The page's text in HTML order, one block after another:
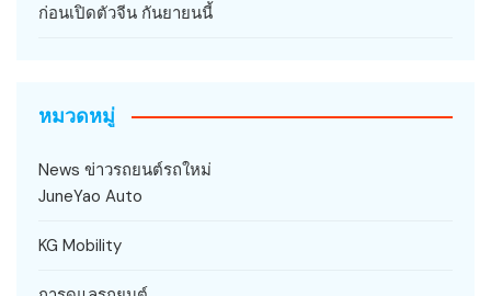
ก่อนเปิดตัวจีน กันยายนนี้
หมวดหมู่
News ข่าวรถยนต์รถใหม่
JuneYao Auto
KG Mobility